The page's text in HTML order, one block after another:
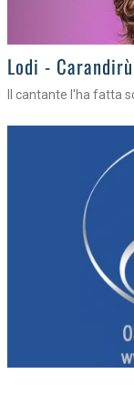
Lodi -
Il cantante l'ha fatta